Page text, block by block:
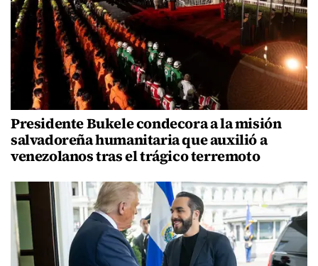
Presidente Bukele condecora a la misión
salvadoreña humanitaria que auxilió a
venezolanos tras el trágico terremoto